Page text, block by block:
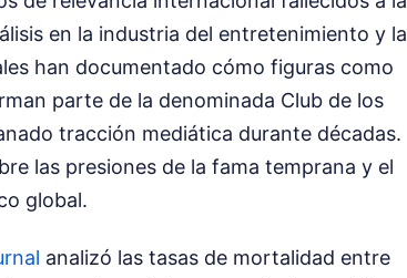
en la industria del entretenimiento y la
han documentado cómo figuras como
parte de la denominada Club de los
tracción mediática durante décadas.
las presiones de la fama temprana y el
global.
analizó las tasas de mortalidad entre